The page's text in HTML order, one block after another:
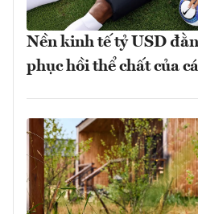
Nền kinh tế tỷ USD
phục hồi thể chất của